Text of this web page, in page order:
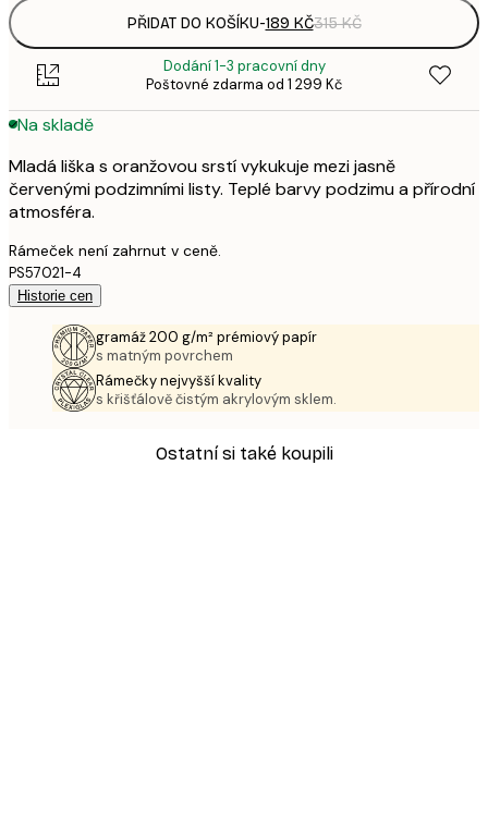
PŘIDAT DO KOŠÍKU-189 KČ315 KČ
Dodání 1-3 pracovní dny
Poštovné zdarma od 1 299 Kč
Na skladě
Mladá liška s oranžovou srstí vykukuje mezi jasně
červenými podzimními listy. Teplé barvy podzimu a přírodní
atmosféra.
Rámeček není zahrnut v ceně.
PS57021-4
Historie cen
gramáž 200 g/m² prémiový papír
s matným povrchem
Rámečky nejvyšší kvality
s křišťálově čistým akrylovým sklem.
Ostatní si také koupili